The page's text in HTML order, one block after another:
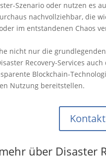
Szenario oder nutzen es
nachvollziehbar, die
im entstandenen Chaos
nicht nur die
Recovery-Services
Blockchain-
Nutzung bereitstellen.
über Disaster